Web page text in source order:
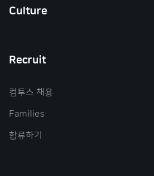
Culture
Recruit
컴투스 채용
Families
합류하기